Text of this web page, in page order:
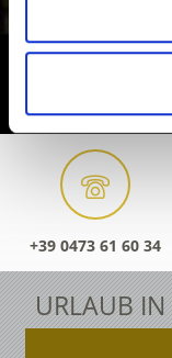
+39 0473 61 60 34
URLAUB IN